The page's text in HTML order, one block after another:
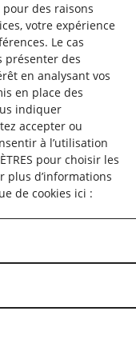
per a la
de major
de Catalunya i
Europeu Plus
réservés.
des raisons
votre expérience
Le cas
présenter des
en analysant vos
en place des
indiquer
accepter ou
à l’utilisation
pour choisir les
plus d’informations
de cookies ici :